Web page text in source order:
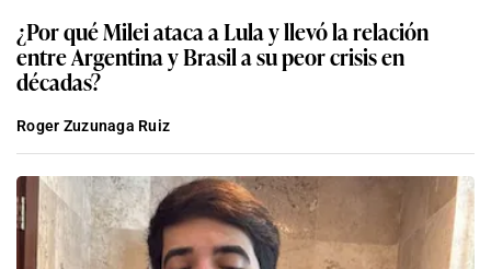
¿Por qué Milei ataca a Lula y llevó la relación
entre Argentina y Brasil a su peor crisis en
décadas?
Roger Zuzunaga Ruiz